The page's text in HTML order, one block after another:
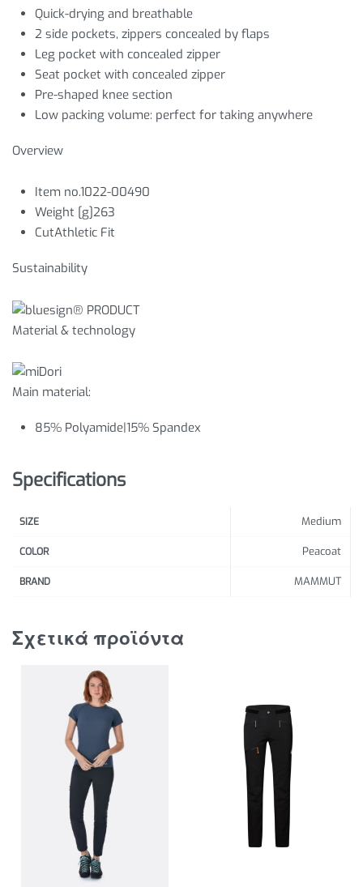
Quick-drying and breathable
2 side pockets, zippers concealed by flaps
Leg pocket with concealed zipper
Seat pocket with concealed zipper
Pre-shaped knee section
Low packing volume: perfect for taking anywhere
Overview
Item no.1022-00490
Weight [g]263
CutAthletic Fit
Sustainability
Material & technology
Main material:
85% Polyamide|15% Spandex
Specifications
SIZE Medium
COLOR Peacoat
BRAND MAMMUT
Σχετικά προϊόντα